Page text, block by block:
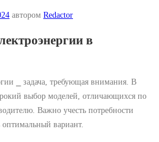
автором Redactor
в
⎯ задача, требующая внимания. В
выбор моделей, отличающихся по
Важно учесть потребности
вариант.